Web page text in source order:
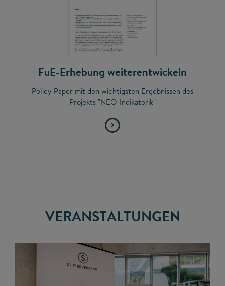
FuE-Erhebung weiterentwickeln
Policy Paper mit den wichtigsten Ergebnissen des
Projekts "NEO-Indikatorik"
VERANSTALTUNGEN